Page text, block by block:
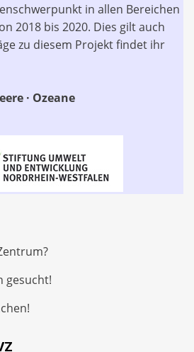
in allen Bereichen
2018 bis 2020. Dies gilt auch
zu diesem Projekt findet ihr
· Ozeane
gesucht!